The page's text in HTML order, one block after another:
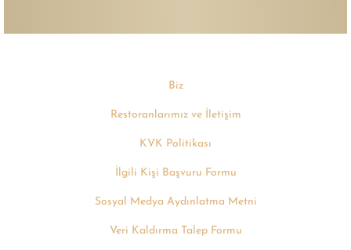
Biz
Restoranlarımız ve İletişim
KVK Politikası
İlgili Kişi Başvuru Formu
Sosyal Medya Aydınlatma Metni
Veri Kaldırma Talep Formu